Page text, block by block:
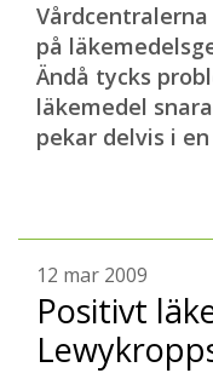
på
Ändå tycks
läkemedel
pekar delvis i
12 mar 2009
Positivt